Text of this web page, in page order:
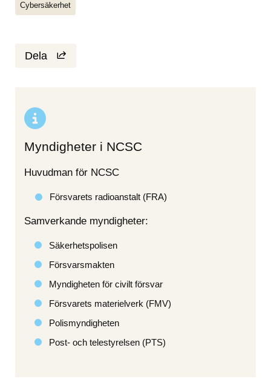
Cybersäkerhet
Dela
Myndigheter i NCSC
Huvudman för NCSC
Försvarets radioanstalt (FRA)
Samverkande myndigheter:
Säkerhetspolisen
Försvarsmakten
Myndigheten för civilt försvar
Försvarets materielverk (FMV)
Polismyndigheten
Post- och telestyrelsen (PTS)